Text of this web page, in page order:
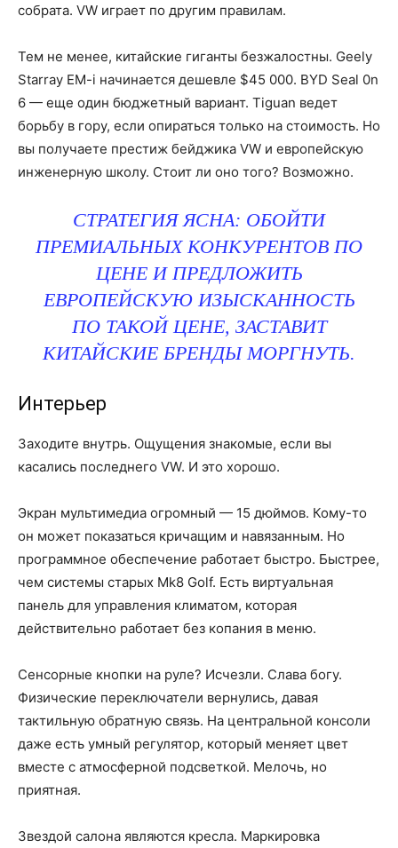
собрата. VW играет по другим правилам.
Тем не менее, китайские гиганты безжалостны. Geely
Starray EM-i начинается дешевле $45 000. BYD Seal 0n
6 — еще один бюджетный вариант. Tiguan ведет
борьбу в гору, если опираться только на стоимость. Но
вы получаете престиж бейджика VW и европейскую
инженерную школу. Стоит ли оно того? Возможно.
СТРАТЕГИЯ ЯСНА: ОБОЙТИ
ПРЕМИАЛЬНЫХ КОНКУРЕНТОВ ПО
ЦЕНЕ И ПРЕДЛОЖИТЬ
ЕВРОПЕЙСКУЮ ИЗЫСКАННОСТЬ
ПО ТАКОЙ ЦЕНЕ, ЗАСТАВИТ
КИТАЙСКИЕ БРЕНДЫ МОРГНУТЬ.
Интерьер
Заходите внутрь. Ощущения знакомые, если вы
касались последнего VW. И это хорошо.
Экран мультимедиа огромный — 15 дюймов. Кому-то
он может показаться кричащим и навязанным. Но
программное обеспечение работает быстро. Быстрее,
чем системы старых Mk8 Golf. Есть виртуальная
панель для управления климатом, которая
действительно работает без копания в меню.
Сенсорные кнопки на руле? Исчезли. Слава богу.
Физические переключатели вернулись, давая
тактильную обратную связь. На центральной консоли
даже есть умный регулятор, который меняет цвет
вместе с атмосферной подсветкой. Мелочь, но
приятная.
Звездой салона являются кресла. Маркировка